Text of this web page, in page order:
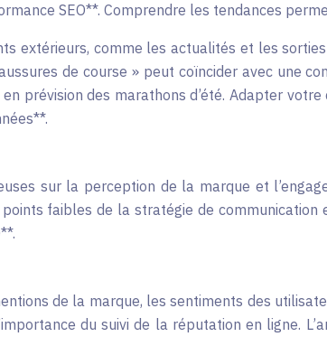
SEO**. Comprendre les tendances
extérieurs, comme les actualités et les
de course » peut coïncider avec une
prévision des marathons d’été. Adapter
sur la perception de la marque et
faibles de la stratégie de
de la marque, les sentiments des
du suivi de la réputation en ligne.